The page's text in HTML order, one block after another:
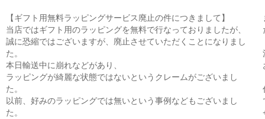
【ギフト用無料ラッピングサービス廃止の件につきまして】
当店ではギフト用のラッピングを無料で行なっておりましたが、
誠に恐縮ではございますが、廃止させていただくことになりまし
た。
本日輸送中に崩れなどがあり、
ラッピングが綺麗な状態ではないというクレームがございまし
た。
以前、好みのラッピングでは無いという事例などもございまし
た。